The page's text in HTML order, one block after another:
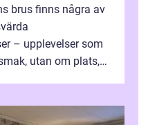
brus finns några av
– upplevelser som
utan om plats,